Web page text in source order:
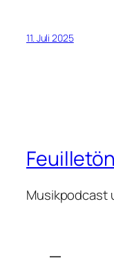
11. Juli 2025
Musikpodcast